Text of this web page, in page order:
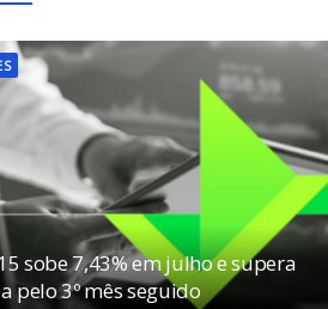
sobe 7,43% em julho e supera
pelo 3º mês seguido